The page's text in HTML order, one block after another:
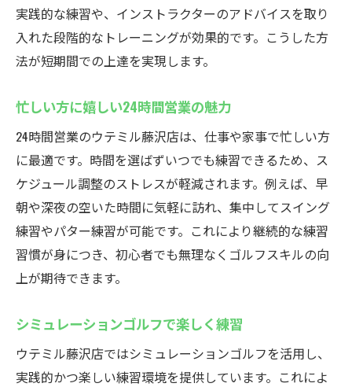
実践的な練習や、インストラクターのアドバイスを取り
入れた段階的なトレーニングが効果的です。こうした方
法が短期間での上達を実現します。
忙しい方に嬉しい24時間営業の魅力
24時間営業のウテミル藤沢店は、仕事や家事で忙しい方
に最適です。時間を選ばずいつでも練習できるため、ス
ケジュール調整のストレスが軽減されます。例えば、早
朝や深夜の空いた時間に気軽に訪れ、集中してスイング
練習やパター練習が可能です。これにより継続的な練習
習慣が身につき、初心者でも無理なくゴルフスキルの向
上が期待できます。
シミュレーションゴルフで楽しく練習
ウテミル藤沢店ではシミュレーションゴルフを活用し、
実践的かつ楽しい練習環境を提供しています。これによ